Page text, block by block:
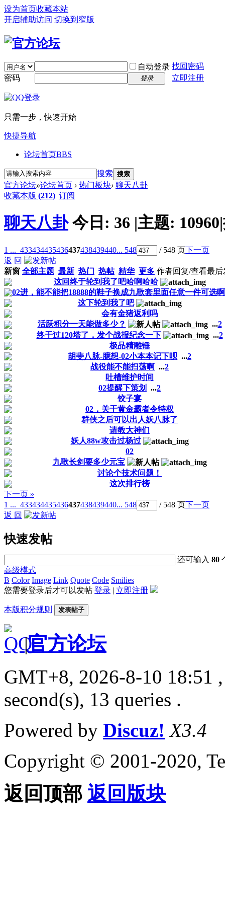
设为首页收藏本站
开启辅助访问 切换到窄版
自动登录 找回密码
密码
登录 立即注册
只需一步，快速开始
快捷导航
论坛首页BBS
搜索 搜索
官方论坛»论坛首页 › 热门板块› 聊天八卦
收藏本版 (212) |订阅
聊天八卦 今日: 36 |主题: 10960|
1 ... 433434435436437438439440... 548 / 548 页下一页
返 回
新窗 全部主题 最新 热门 热帖 精华 更多 作者回复/查看最后
这回终于轮到我了吧哈啊哈哈
02进，能不能把18888的鞋子换成九歌套里面任意一件可选啊
这下轮到我了吧
会有金猪返利吗
活跃积分一天能做多少？
...2
终于过120塔了，发个战报纪念一下
...2
极品精雕锤
胡斐八脉-臆想-02小本本记下呗 ...2
战役能不能扫荡啊 ...2
吐槽维护时间
02提醒下策划
...2
饺子宴
02，关于黄金霸者令特权
群侠之后可以出人妖八脉了
请教大神们
妖人88w攻击过杨过
02
九歌长剑要多少元宝
讨论个技术问题！
这次排行榜
下一页 »
1 ... 433434435436437438439440... 548 / 548 页下一页
返 回
快速发帖
还可输入80
高级模式
B Color Image Link Quote Code Smilies
您需要登录后才可以发帖 登录 | 立即注册
本版积分规则 发表帖子
|官方论坛
GMT+8, 2026-8-10 18:51
second(s), 13 queries .
Powered by Discuz! X3.4
Copyright © 2001-2020,
返回顶部 返回版块